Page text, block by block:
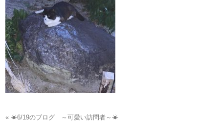
« ☀6/19のブログ ～可愛い訪問者～☀